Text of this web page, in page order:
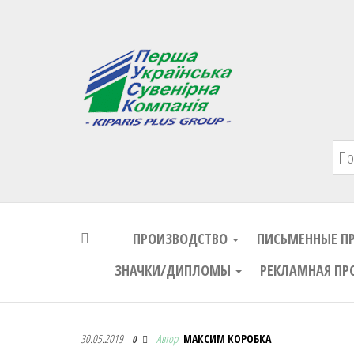
Первая Украинская Сувенирная
ПРОИЗВОДСТВО ПИСЬМЕННЫЕ
ЗНАЧКИ/ДИПЛОМЫ
РЕКЛАМНАЯ
Первая Украинская Сувенирная
30.05.2019 0 Автор МАКСИМ КОРОБКА